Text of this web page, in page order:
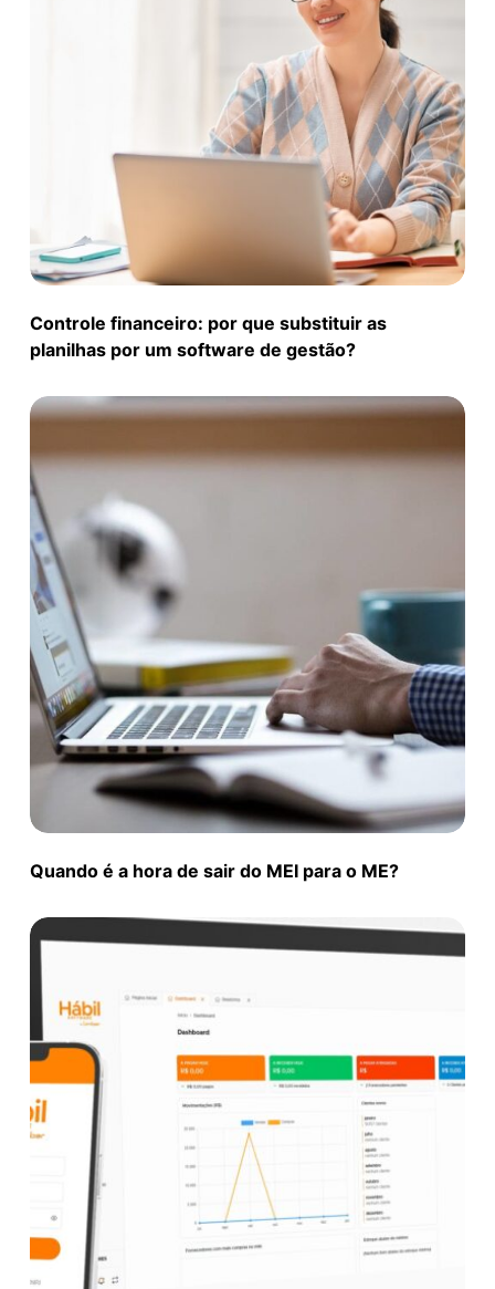
Controle financeiro: por que substituir as
planilhas por um software de gestão?
Quando é a hora de sair do MEI para o ME?